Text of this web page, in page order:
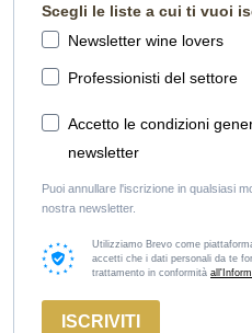
Scegli le liste a cui ti vuoi
Newsletter wine lovers
Professionisti del settore
Accetto le condizioni
newsletter
Puoi annullare l'iscrizione in qualsiasi
nostra newsletter.
Utilizziamo Brevo come
accetti che i dati personali da te
trattamento in conformità
ISCRIVITI